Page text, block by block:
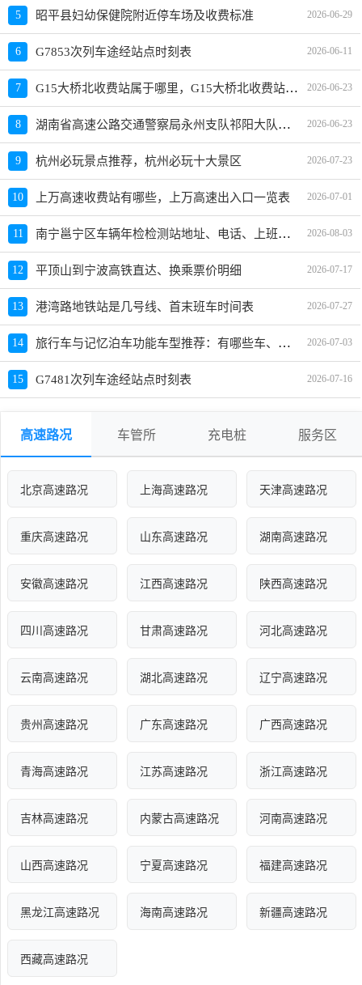
5 昭平县妇幼保健院附近停车场及收费标准 2026-06-29
6 G7853次列车途经站点时刻表 2026-06-11
7 G15大桥北收费站属于哪里，G15大桥北收费站入口的详细地址 2026-06-23
8 湖南省高速公路交通警察局永州支队祁阳大队地址、电话、上班时间、能处理违章吗 2026-06-23
9 杭州必玩景点推荐，杭州必玩十大景区 2026-07-23
10 上万高速收费站有哪些，上万高速出入口一览表 2026-07-01
11 南宁邕宁区车辆年检检测站地址、电话、上班时间 2026-08-03
12 平顶山到宁波高铁直达、换乘票价明细 2026-07-17
13 港湾路地铁站是几号线、首末班车时间表 2026-07-27
14 旅行车与记忆泊车功能车型推荐：有哪些车、哪款好、价格对比 2026-07-03
15 G7481次列车途经站点时刻表 2026-07-16
高速路况 车管所 充电桩 服务区
北京高速路况 上海高速路况 天津高速路况
重庆高速路况 山东高速路况 湖南高速路况
安徽高速路况 江西高速路况 陕西高速路况
四川高速路况 甘肃高速路况 河北高速路况
云南高速路况 湖北高速路况 辽宁高速路况
贵州高速路况 广东高速路况 广西高速路况
青海高速路况 江苏高速路况 浙江高速路况
吉林高速路况 内蒙古高速路况 河南高速路况
山西高速路况 宁夏高速路况 福建高速路况
黑龙江高速路况 海南高速路况 新疆高速路况
西藏高速路况